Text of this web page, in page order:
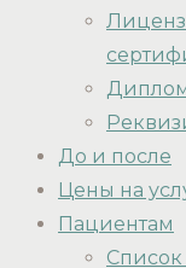
До и после
Цены на
Пациентам
Список